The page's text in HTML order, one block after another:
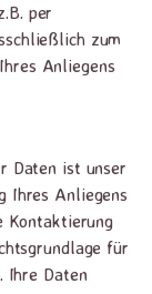
per
zum
Anliegens
Daten ist unser
Ihres Anliegens
Kontaktierung
für
Ihre Daten